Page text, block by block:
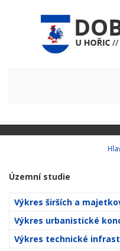
Územní studie
Výkres širších a
Výkres urbanistické
Výkres technické